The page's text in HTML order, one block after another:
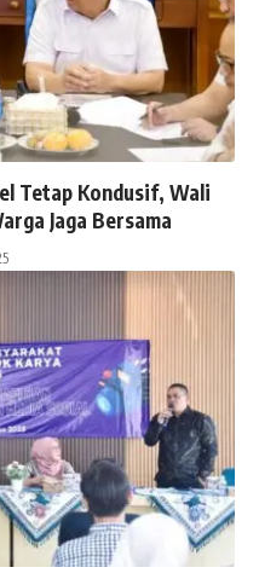
Tetap Kondusif, Wali
Jaga Bersama